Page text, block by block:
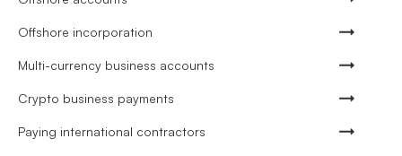
Offshore incorporation
Multi-currency business accounts
Crypto business payments
Paying international contractors